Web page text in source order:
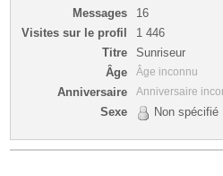
Messages
16
Visites sur le profil
1 446
Titre
Sunriseur
Âge
Âge inconnu
Anniversaire Anniversaire
Sexe Non spécifié